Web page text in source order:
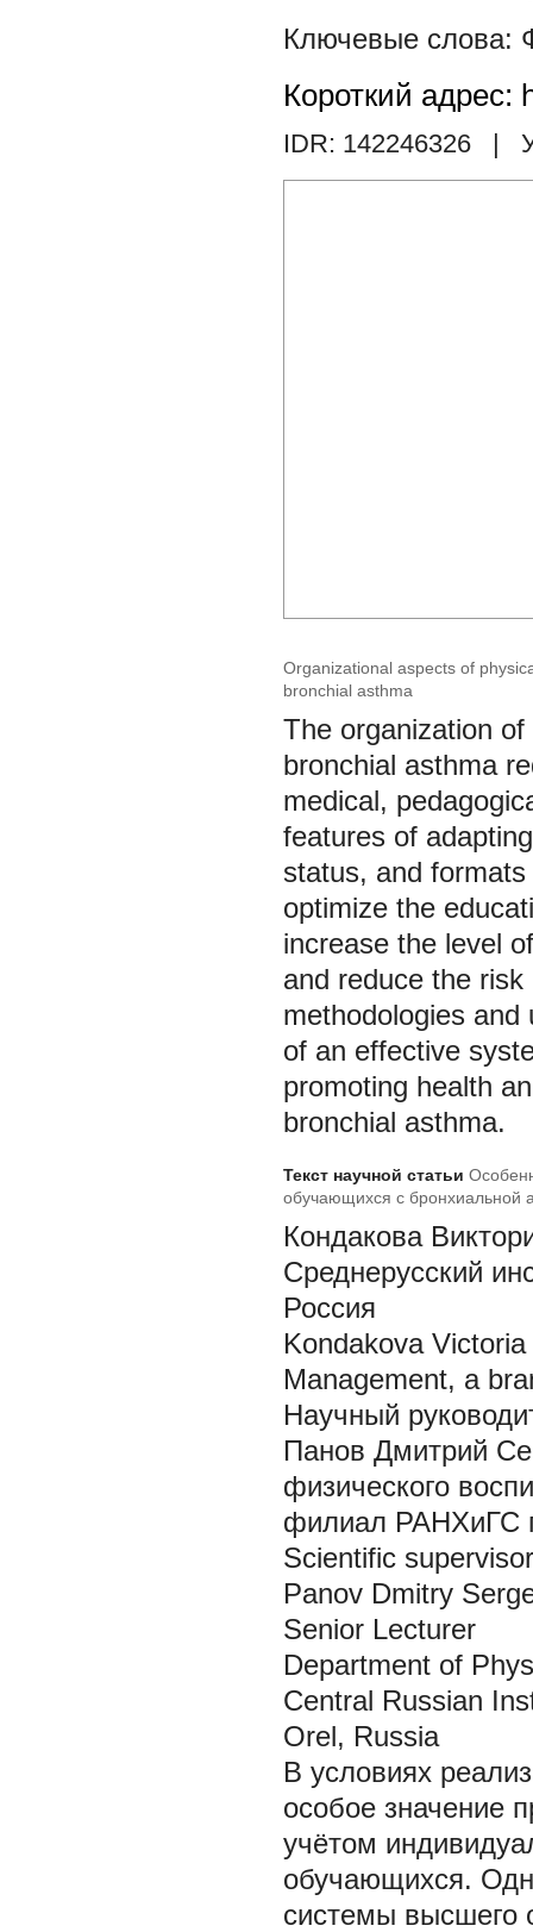
Короткий адрес:
IDR: 142246326 |
Organizational aspects of
bronchial asthma
The organization
bronchial asthma
medical,
features of
status, and
optimize the
increase the level
and reduce the
methodologies
of an effective
promoting health
bronchial asthma.
Текст научной статьи
обучающихся с бронхиальной
Кондакова
Среднерусский
Россия
Kondakova
Management, a
Научный
Панов Дмитрий
физического
филиал РАНХиГС
Scientific
Panov Dmitry
Senior Lecturer
Department of
Central Russian
Orel, Russia
В условиях
особое значение
учётом
обучающихся.
системы высшего